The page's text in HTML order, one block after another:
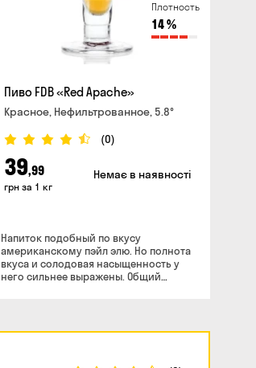
Плотность
14%
Пиво FDB «Red Apache»
Красное, Нефильтрованное, 5.8°
(0)
39,99
грн за 1 кг
Немає в наявності
Напиток подобный по вкусу
американскому пэйл элю. Но полнота
вкуса и солодовая насыщенность у
него сильнее выражены. Общий